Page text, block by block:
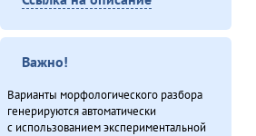
Международнай тэгэл турэрдун тыргани
Минӈи «Эвэды ин» газета (2013)
«Мучун» – Омакта анӈани [2] (2013)
Неӈнери Этэечимни тырганин (2013)
Оларил асал денчалин (2013)
Важно!
Варианты морфологического разбора
генерируются автоматически
с использованием экспериментальной